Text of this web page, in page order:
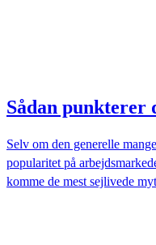
Sådan punkterer
Selv om den generelle
popularitet på
komme de mest sejlivede